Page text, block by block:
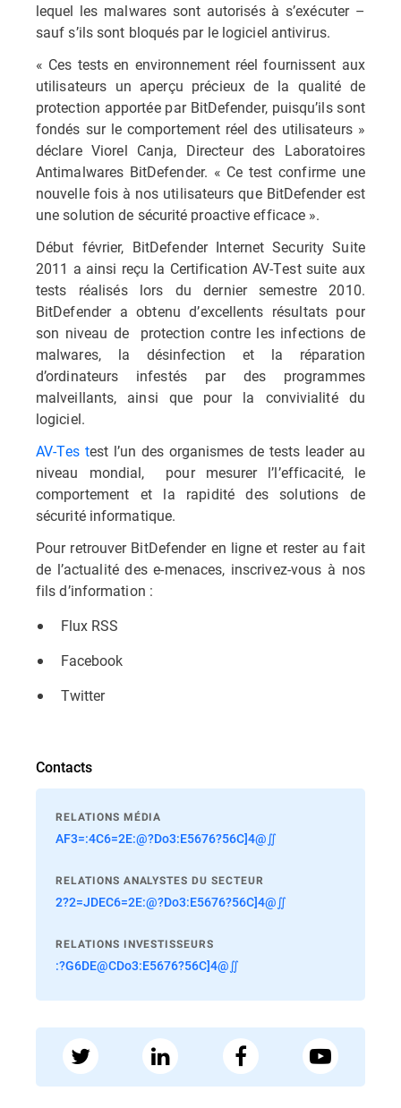
lequel les malwares sont autorisés à s’exécuter –
sauf s’ils sont bloqués par le logiciel antivirus.
« Ces tests en environnement réel fournissent aux
utilisateurs un aperçu précieux de la qualité de
protection apportée par BitDefender, puisqu’ils sont
fondés sur le comportement réel des utilisateurs »
déclare Viorel Canja, Directeur des Laboratoires
Antimalwares BitDefender. « Ce test confirme une
nouvelle fois à nos utilisateurs que BitDefender est
une solution de sécurité proactive efficace ».
Début février, BitDefender Internet Security Suite
2011 a ainsi reçu la Certification AV-Test suite aux
tests réalisés lors du dernier semestre 2010.
BitDefender a obtenu d’excellents résultats pour
son niveau de protection contre les infections de
malwares, la désinfection et la réparation
d’ordinateurs infestés par des programmes
malveillants, ainsi que pour la convivialité du
logiciel.
AV-Tes test l’un des organismes de tests leader au
niveau mondial, pour mesurer l’l’efficacité, le
comportement et la rapidité des solutions de
sécurité informatique.
Pour retrouver BitDefender en ligne et rester au fait
de l’actualité des e-menaces, inscrivez-vous à nos
fils d’information :
Flux RSS
Facebook
Twitter
Contacts
RELATIONS MÉDIA
AF3=:4C6=2E:@?Do3:E5676?56C]4@∬
RELATIONS ANALYSTES DU SECTEUR
2?2=JDEC6=2E:@?Do3:E5676?56C]4@∬
RELATIONS INVESTISSEURS
:?G6DE@CDo3:E5676?56C]4@∬